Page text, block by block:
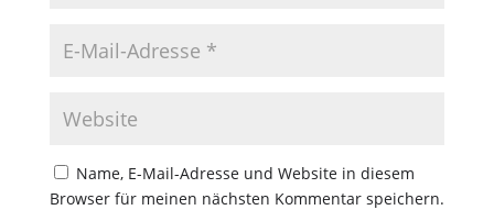
Name, E-Mail-Adresse und Website in diesem
Browser für meinen nächsten Kommentar speichern.